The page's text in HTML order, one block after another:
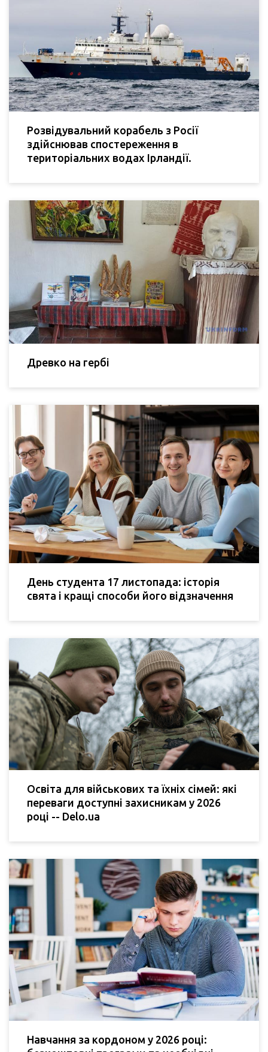
Розвідувальний корабель з Росії
здійснював спостереження в
територіальних водах Ірландії.
Древко на гербі
День студента 17 листопада: історія
свята і кращі способи його відзначення
Освіта для військових та їхніх сімей: які
переваги доступні захисникам у 2026
році -- Delo.ua
Навчання за кордоном у 2026 році: